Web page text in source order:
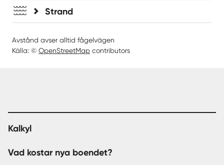
Strand
Avstånd avser alltid fågelvägen
Källa: © OpenStreetMap contributors
Kalkyl
Vad kostar nya boendet?